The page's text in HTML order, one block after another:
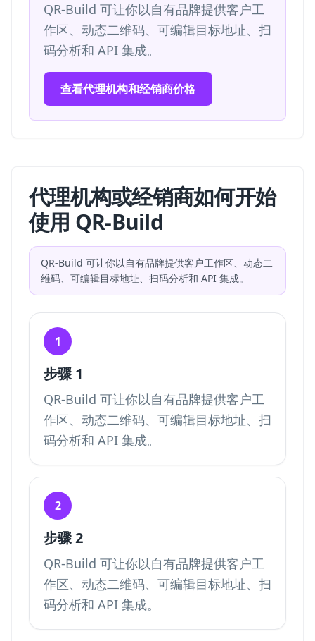
QR-Build 可让你以自有品牌提供客户工
作区、动态二维码、可编辑目标地址、扫
码分析和 API 集成。
查看代理机构和经销商价格
代理机构或经销商如何开始
使用 QR-Build
QR-Build 可让你以自有品牌提供客户工作区、动态二
维码、可编辑目标地址、扫码分析和 API 集成。
1
步骤 1
QR-Build 可让你以自有品牌提供客户工
作区、动态二维码、可编辑目标地址、扫
码分析和 API 集成。
2
步骤 2
QR-Build 可让你以自有品牌提供客户工
作区、动态二维码、可编辑目标地址、扫
码分析和 API 集成。